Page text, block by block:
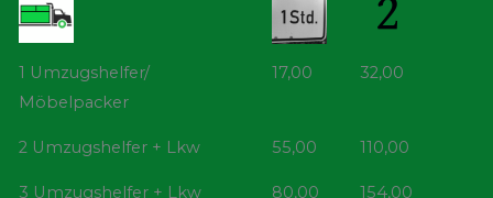
1 Umzugshelfer/
Möbelpacker
17,00 32,00
2 Umzugshelfer + Lkw 55,00 110,00
3 Umzugshelfer + Lkw 80,00 154,00